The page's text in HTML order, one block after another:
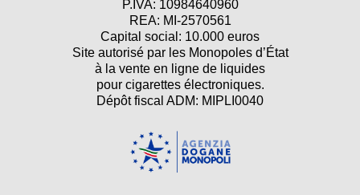
P.IVA: 10984640960
REA: MI-2570561
Capital social: 10.000 euros
Site autorisé par les Monopoles d’État
à la vente en ligne de liquides
pour cigarettes électroniques.
Dépôt fiscal ADM: MIPLI0040